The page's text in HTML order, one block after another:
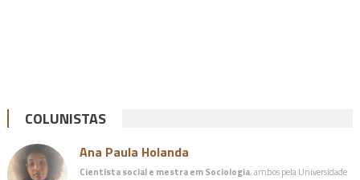
COLUNISTAS
Ana Paula Holanda
Cientista social e mestra em Sociologia, ambos pela Universidade